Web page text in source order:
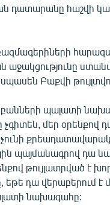
դատարանը հաշվի
Բաքվի
պալատի
մեր օրենքով
պայմանագրով դա
թույլատրված է
դա վերաբերում է
նախագահը: